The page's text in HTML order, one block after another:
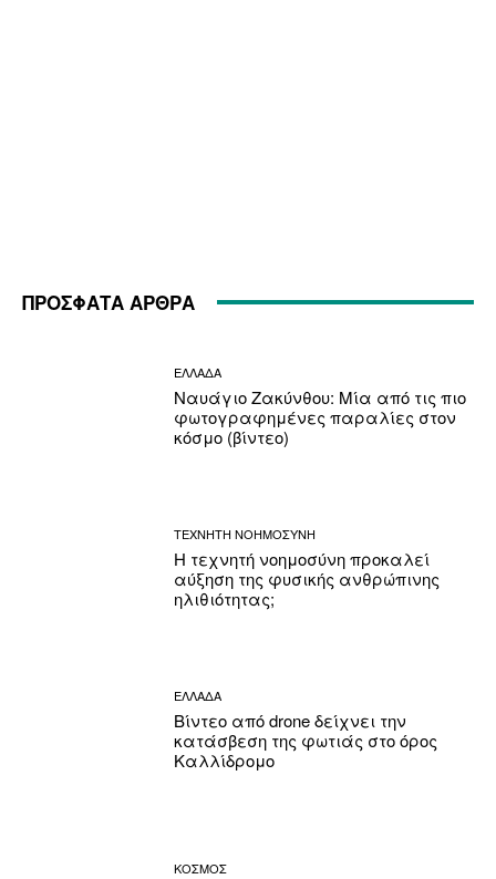
ΠΡΟΣΦΑΤΑ ΑΡΘΡΑ
ΕΛΛΑΔΑ
Ναυάγιο Ζακύνθου: Μία από τις πιο
φωτογραφημένες παραλίες στον
κόσμο (βίντεο)
ΤΕΧΝΗΤΗ ΝΟΗΜΟΣΥΝΗ
Η τεχνητή νοημοσύνη προκαλεί
αύξηση της φυσικής ανθρώπινης
ηλιθιότητας;
ΕΛΛΑΔΑ
Βίντεο από drone δείχνει την
κατάσβεση της φωτιάς στο όρος
Καλλίδρομο
ΚΟΣΜΟΣ